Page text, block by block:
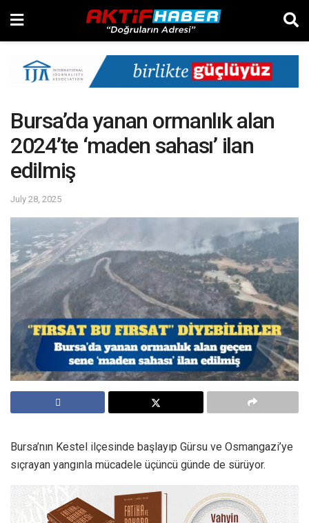
Bursa’da yanan ormanlık alan
2024’te ‘maden sahası’ ilan
edilmiş
July 28, 2025
Bursa’nın Kestel ilçesinde başlayıp Gürsu ve Osmangazi’ye
sıçrayan yangınla mücadele üçüncü günde de sürüyor.